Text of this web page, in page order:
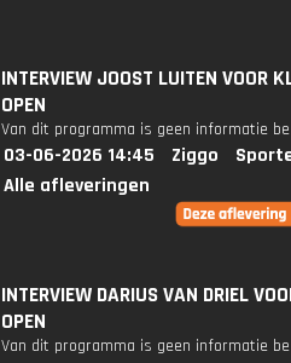
INTERVIEW JOOST LUITEN VOOR
OPEN
Van dit programma is geen informatie
03-06-2026 14:45 Ziggo
Alle afleveringen
INTERVIEW DARIUS VAN DRIEL
OPEN
Van dit programma is geen informatie